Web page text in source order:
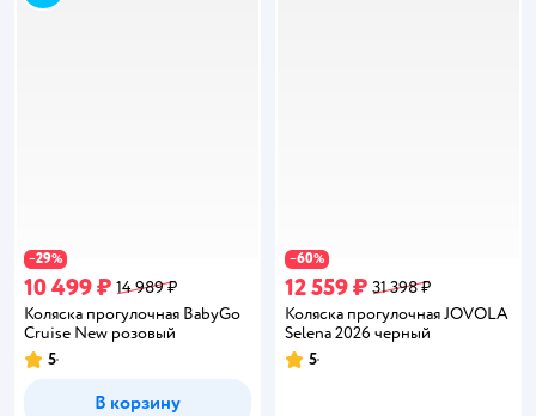
−29%
10 499 ₽ 14 989 ₽
Коляска прогулочная BabyGo
Cruise New розовый
Рейтинг:
5
В корзину
−60%
12 559 ₽ 31 398 ₽
Коляска прогулочная JOVOLA
Selena 2026 черный
Рейтинг:
5